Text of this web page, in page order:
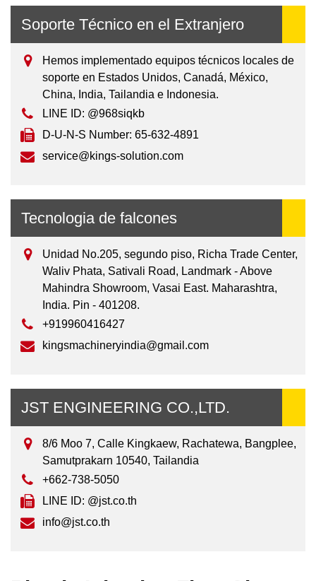
Soporte Técnico en el Extranjero
Hemos implementado equipos técnicos locales de
soporte en Estados Unidos, Canadá, México,
China, India, Tailandia e Indonesia.
LINE ID: @968siqkb
D-U-N-S Number: 65-632-4891
service@kings-solution.com
Tecnologia de falcones
Unidad No.205, segundo piso, Richa Trade Center,
Waliv Phata, Sativali Road, Landmark - Above
Mahindra Showroom, Vasai East. Maharashtra,
India. Pin - 401208.
+919960416427
kingsmachineryindia@gmail.com
JST ENGINEERING CO.,LTD.
8/6 Moo 7, Calle Kingkaew, Rachatewa, Bangplee,
Samutprakarn 10540, Tailandia
+662-738-5050
LINE ID: @jst.co.th
info@jst.co.th